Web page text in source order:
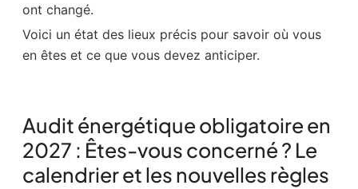
ont changé.
Voici un état des lieux précis pour savoir où vous
en êtes et ce que vous devez anticiper.
Audit énergétique obligatoire en
2027 : Êtes-vous concerné ? Le
calendrier et les nouvelles règles